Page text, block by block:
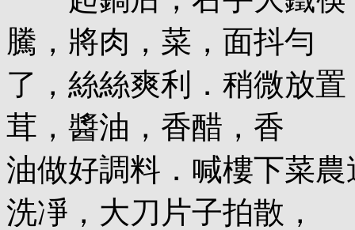
騰，將肉，菜，面抖勻
了，絲絲爽利．稍微放
茸，醬油，香醋，香
油做好調料．喊樓下菜
洗凈，大刀片子拍散，